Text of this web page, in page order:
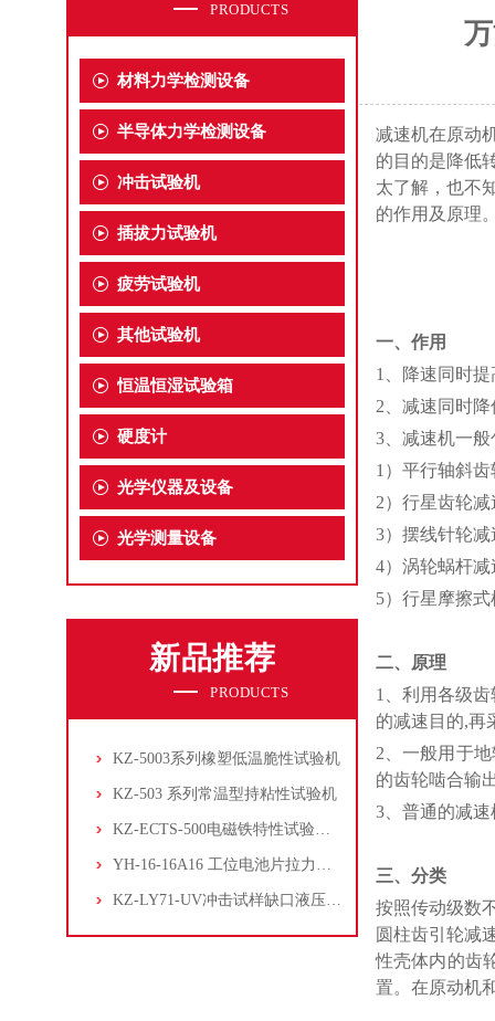
PRODUCTS
材料力学检测设备
半导体力学检测设备
冲击试验机
插拔力试验机
疲劳试验机
其他试验机
恒温恒湿试验箱
硬度计
光学仪器及设备
光学测量设备
新品推荐
PRODUCTS
KZ-5003系列橡塑低温脆性试验机
KZ-503 系列常温型持粘性试验机
KZ-ECTS-500电磁铁特性试验系统
YH-16-16A16 工位电池片拉力试验机
KZ-LY71-UV冲击试样缺口液压拉床
减速机在原动
的目的是降低
太了解，也不
的作用及原理
一、 作用
1、
降速同时
2、 减速同时
3、 减速机一
1） 平行轴斜齿
2） 行星齿轮减
3） 摆线针轮减
4） 涡轮蜗杆减
5） 行星摩擦
二、
原理
1、利用各级
的减速目的,再
2、一般用于
的齿轮啮合输
3、普通的减
三、 分类
按照传动级数
圆柱齿引轮减
性壳体内的齿
置。在原动机